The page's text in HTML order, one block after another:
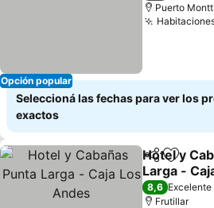
Opción popular
Puerto Montt
Seleccioná las fechas para ver los
exactos
Compartir
Añadir
Hotel y
Larga -
Ver precios
8,6 Excelente
Frutillar